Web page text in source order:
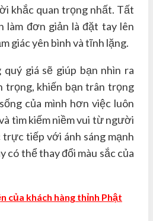
khắc quan trọng nhất. Tất
làm đơn giản là đặt tay lên
giác yên bình và tĩnh lặng.
giá sẽ giúp bạn nhìn ra
trọng, khiến bạn trân trọng
của mình hơn việc luôn
tìm kiếm niềm vui từ người
tiếp với ánh sáng mạnh
có thể thay đổi màu sắc của
của khách hàng thỉnh Phật